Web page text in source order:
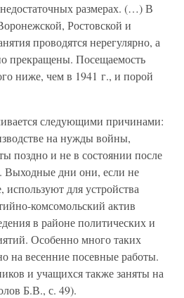
размерах. (…) В
Ростовской и
проводятся нерегулярно, а
прекращены. Посещаемость
ниже, чем в 1941 г., и порой
следующими причинами:
на нужды войны,
поздно и не в состоянии после
Выходные дни они, если не
используют для устройства
комсомольский актив
в районе политических и
Особенно много таких
на весенние посевные работы.
и учащихся также заняты на
Б.В., с. 49).